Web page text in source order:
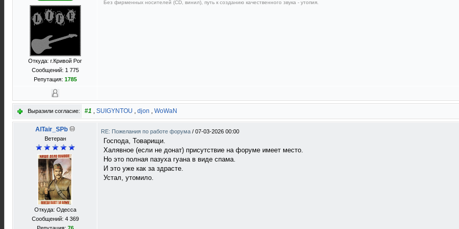
Откуда: г.Кривой Рог
Сообщений: 1 775
Репутация: 1785
Без фирменных носителей (CD, винил), путь к созданию качественного звука - утопия.
Выразили согласие: #1 , SUIGYNTOU , djon , WoWaN
AlTair_SPb
Ветеран
Откуда: Одесса
Сообщений: 4 369
RE: Пожелания по работе форума / 07-03-2026 00:00
Господа, Товарищи.
Халявное (если не донат) присутствие на форуме имеет место.
Но это полная пазуха гуана в виде спама.
И это уже как за здрасте.
Устал, утомило.